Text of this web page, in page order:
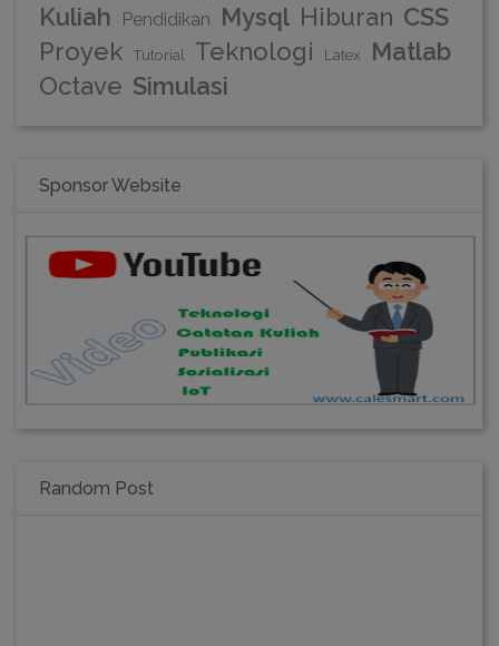
Kuliah
Pendidikan Mysql Hiburan CSS
Proyek
Tutorial Teknologi Latex
Matlab
Octave Simulasi
Sponsor Website
Random Post